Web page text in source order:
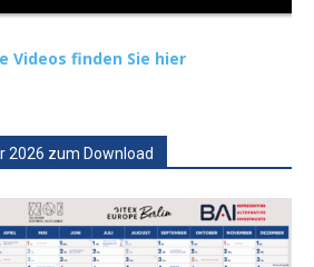
Videos finden Sie hier
2026 zum Download